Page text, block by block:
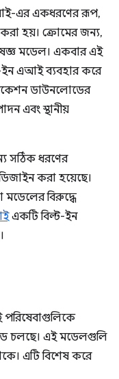
এর একধরণের রূপ,
হয়। ক্রোমের জন্য,
মডেল। একবার এই
এআই ব্যবহার করে
ডাউনলোডের
এবং স্থানীয়
সঠিক ধরণের
করা হয়েছে।
বিরুদ্ধে
একটি বিল্ট-ইন
চলছে। এই মডেলগুলি
এটি বিশেষ করে